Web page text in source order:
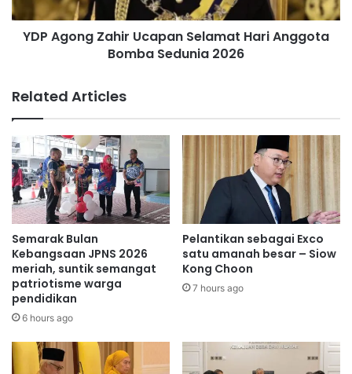
Dr. Zulkifli Hassan
g
e
k
l
T
e
r
j
m
i
n
,
K
r
a
Z
U
c
a
p
a
n
S
e
l
a
m
a
t
H
r
i
YDP Agong Zahir Ucapan Selamat Hari Anggota
Bomba Sedunia 2026
Related Articles
Semarak Bulan
Kebangsaan JPNS 2026
meriah, suntik semangat
patriotisme warga
pendidikan
6 hours ago
Pelantikan sebagai Exco
satu amanah besar – Siow
Kong Choon
7 hours ago